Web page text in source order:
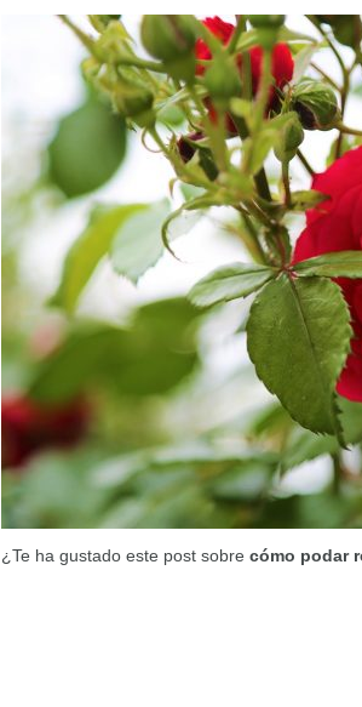
¿Te ha gustado este post sobre cómo podar